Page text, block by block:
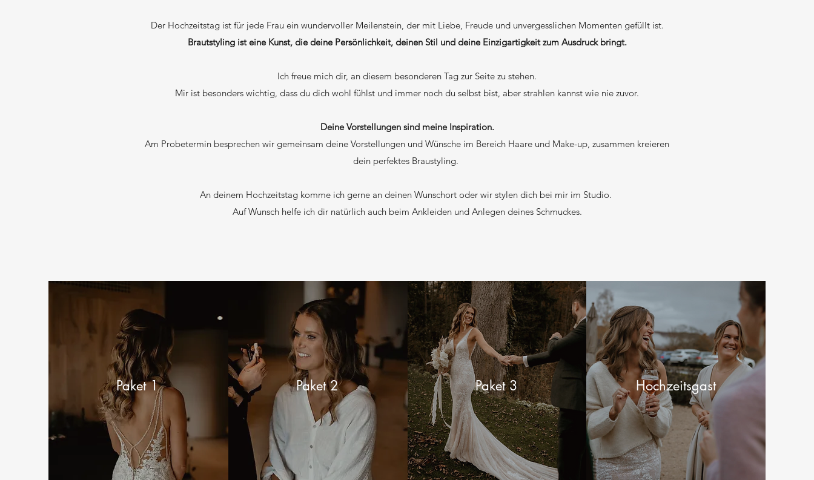
Der Hochzeitstag ist für jede Frau ein wundervoller Meilenstein, der mit Liebe, Freude und unvergesslichen Momenten gefüllt ist.
Brautstyling ist eine Kunst, die deine Persönlichkeit, deinen Stil und deine Einzigartigkeit zum Ausdruck bringt.
Ich freue mich dir, an diesem besonderen Tag zur Seite zu stehen.
Mir ist besonders wichtig, dass du dich wohl fühlst und immer noch du selbst bist, aber strahlen kannst wie nie zuvor.
Deine Vorstellungen sind meine Inspiration.
Am Probetermin besprechen wir gemeinsam deine Vorstellungen und Wünsche im Bereich Haare und Make-up, zusammen kreieren
dein perfektes Braustyling.
An deinem Hochzeitstag komme ich gerne an deinen Wunschort oder wir stylen dich bei mir im Studio.
Auf Wunsch helfe ich dir natürlich auch beim Ankleiden und Anlegen deines Schmuckes.
Paket 1 Paket 2 Paket 3 Hochzeitsgast